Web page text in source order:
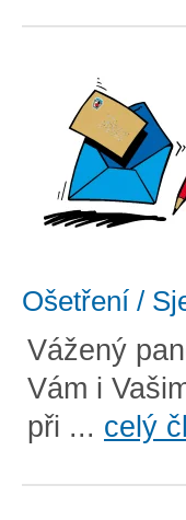
Ošetření /
Vážený
Vám i
při ... celý